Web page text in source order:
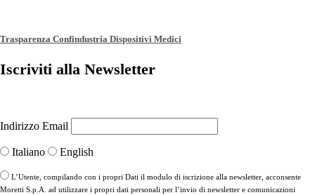
Trasparenza Confindustria Dispositivi Medici
Iscriviti alla Newsletter
Indirizzo Email
Italiano English
L’Utente, compilando con i propri Dati il modulo di iscrizione alla newsletter, acconsente
Moretti S.p.A. ad utilizzare i propri dati personali per l’invio di newsletter e comunicazioni